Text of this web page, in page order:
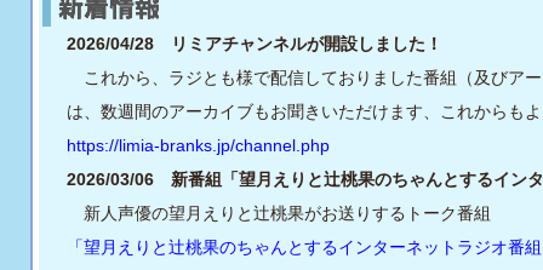
2026/04/28 リミアチャンネルが開設しました！
これから、ラジとも様で配信しておりました番組（及びア
は、数週間のアーカイブもお聞きいただけます、これからも
https://limia-branks.jp/channel.php
2026/03/06 新番組「望月えりと辻桃果のちゃんとするイン
新人声優の望月えりと辻桃果がお送りするトーク番組
「望月えりと辻桃果のちゃんとするインターネットラジオ番